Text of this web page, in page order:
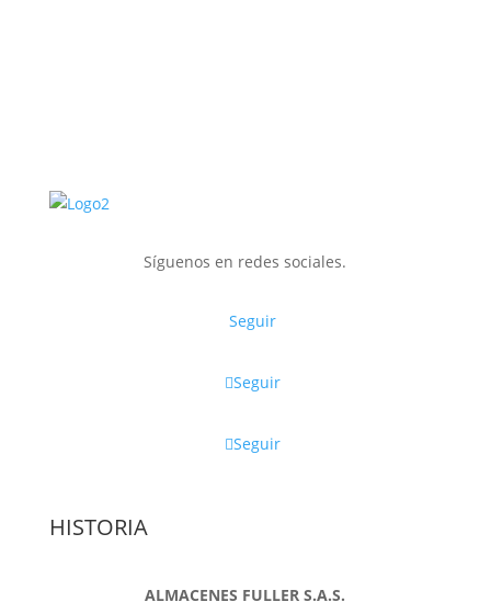
Síguenos en redes sociales.
Seguir
Seguir
Seguir
HISTORIA
ALMACENES FULLER S.A.S.